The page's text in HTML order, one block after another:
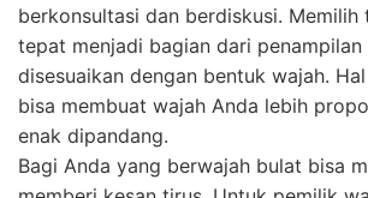
berkonsultasi dan berdiskusi.
tepat menjadi bagian dari penampilan
disesuaikan dengan bentuk wajah.
bisa membuat wajah Anda lebih
enak dipandang.
Bagi Anda yang berwajah bulat bisa